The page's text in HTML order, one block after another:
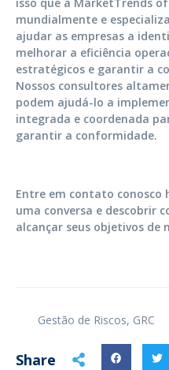
mundialmente e
ajudar as empresas a
melhorar a eficiência
estratégicos e garantir a
Nossos consultores
podem ajudá-lo a
integrada e coordenada
garantir a conformidade.
Entre em contato conosco
uma conversa e descobrir
alcançar seus objetivos de
Gestão de Riscos, GRC
Share